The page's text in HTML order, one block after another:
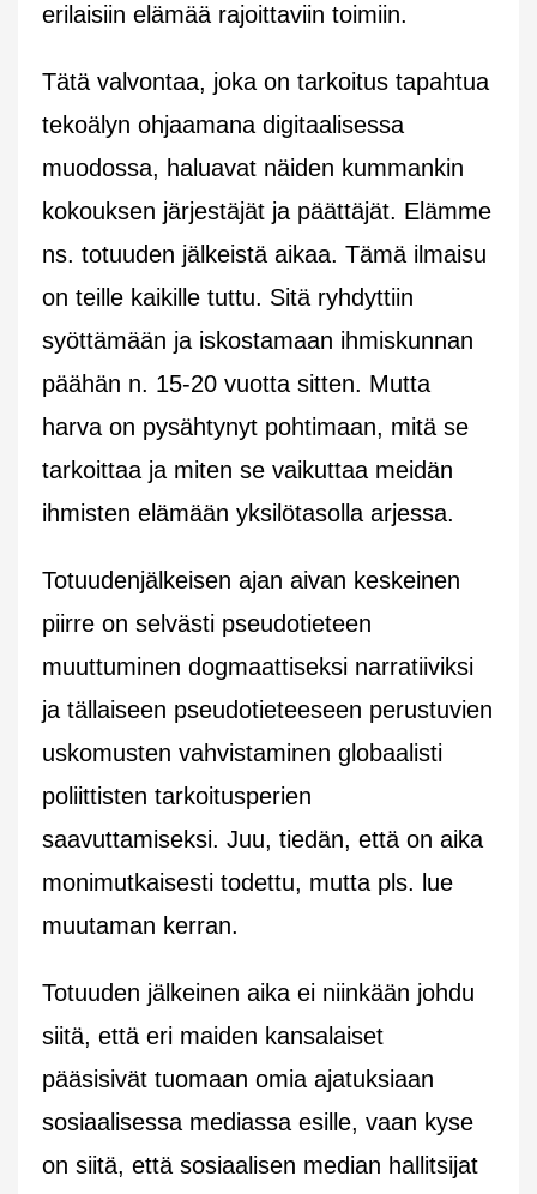
erilaisiin elämää rajoittaviin toimiin.
Tätä valvontaa, joka on tarkoitus tapahtua
tekoälyn ohjaamana digitaalisessa
muodossa, haluavat näiden kummankin
kokouksen järjestäjät ja päättäjät. Elämme
ns. totuuden jälkeistä aikaa. Tämä ilmaisu
on teille kaikille tuttu. Sitä ryhdyttiin
syöttämään ja iskostamaan ihmiskunnan
päähän n. 15-20 vuotta sitten. Mutta
harva on pysähtynyt pohtimaan, mitä se
tarkoittaa ja miten se vaikuttaa meidän
ihmisten elämään yksilötasolla arjessa.
Totuudenjälkeisen ajan aivan keskeinen
piirre on selvästi pseudotieteen
muuttuminen dogmaattiseksi narratiiviksi
ja tällaiseen pseudotieteeseen perustuvien
uskomusten vahvistaminen globaalisti
poliittisten tarkoitusperien
saavuttamiseksi. Juu, tiedän, että on aika
monimutkaisesti todettu, mutta pls. lue
muutaman kerran.
Totuuden jälkeinen aika ei niinkään johdu
siitä, että eri maiden kansalaiset
pääsisivät tuomaan omia ajatuksiaan
sosiaalisessa mediassa esille, vaan kyse
on siitä, että sosiaalisen median hallitsijat